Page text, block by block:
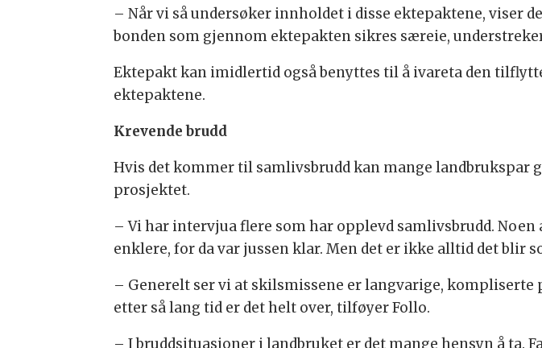
– Når vi så undersøker innholdet i disse ektepaktene, viser
bonden som gjennom ektepakten sikres særeie,
Ektepakt kan imidlertid også benyttes til å ivareta den
ektepaktene.
Krevende brudd
Hvis det kommer til samlivsbrudd kan mange landbrukspar
prosjektet.
– Vi har intervjua flere som har opplevd samlivsbrudd. Noen
enklere, for da var jussen klar. Men det er ikke alltid det blir
– Generelt ser vi at skilsmissene er langvarige,
etter så lang tid er det helt over, tilføyer Follo.
– I bruddsituasjoner i landbruket er det mange hensyn å